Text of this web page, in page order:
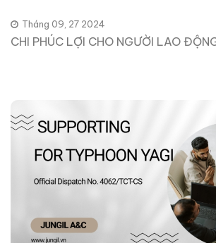
Tháng 09, 27 2024
CHI PHÚC LỢI CHO NGƯỜI LAO